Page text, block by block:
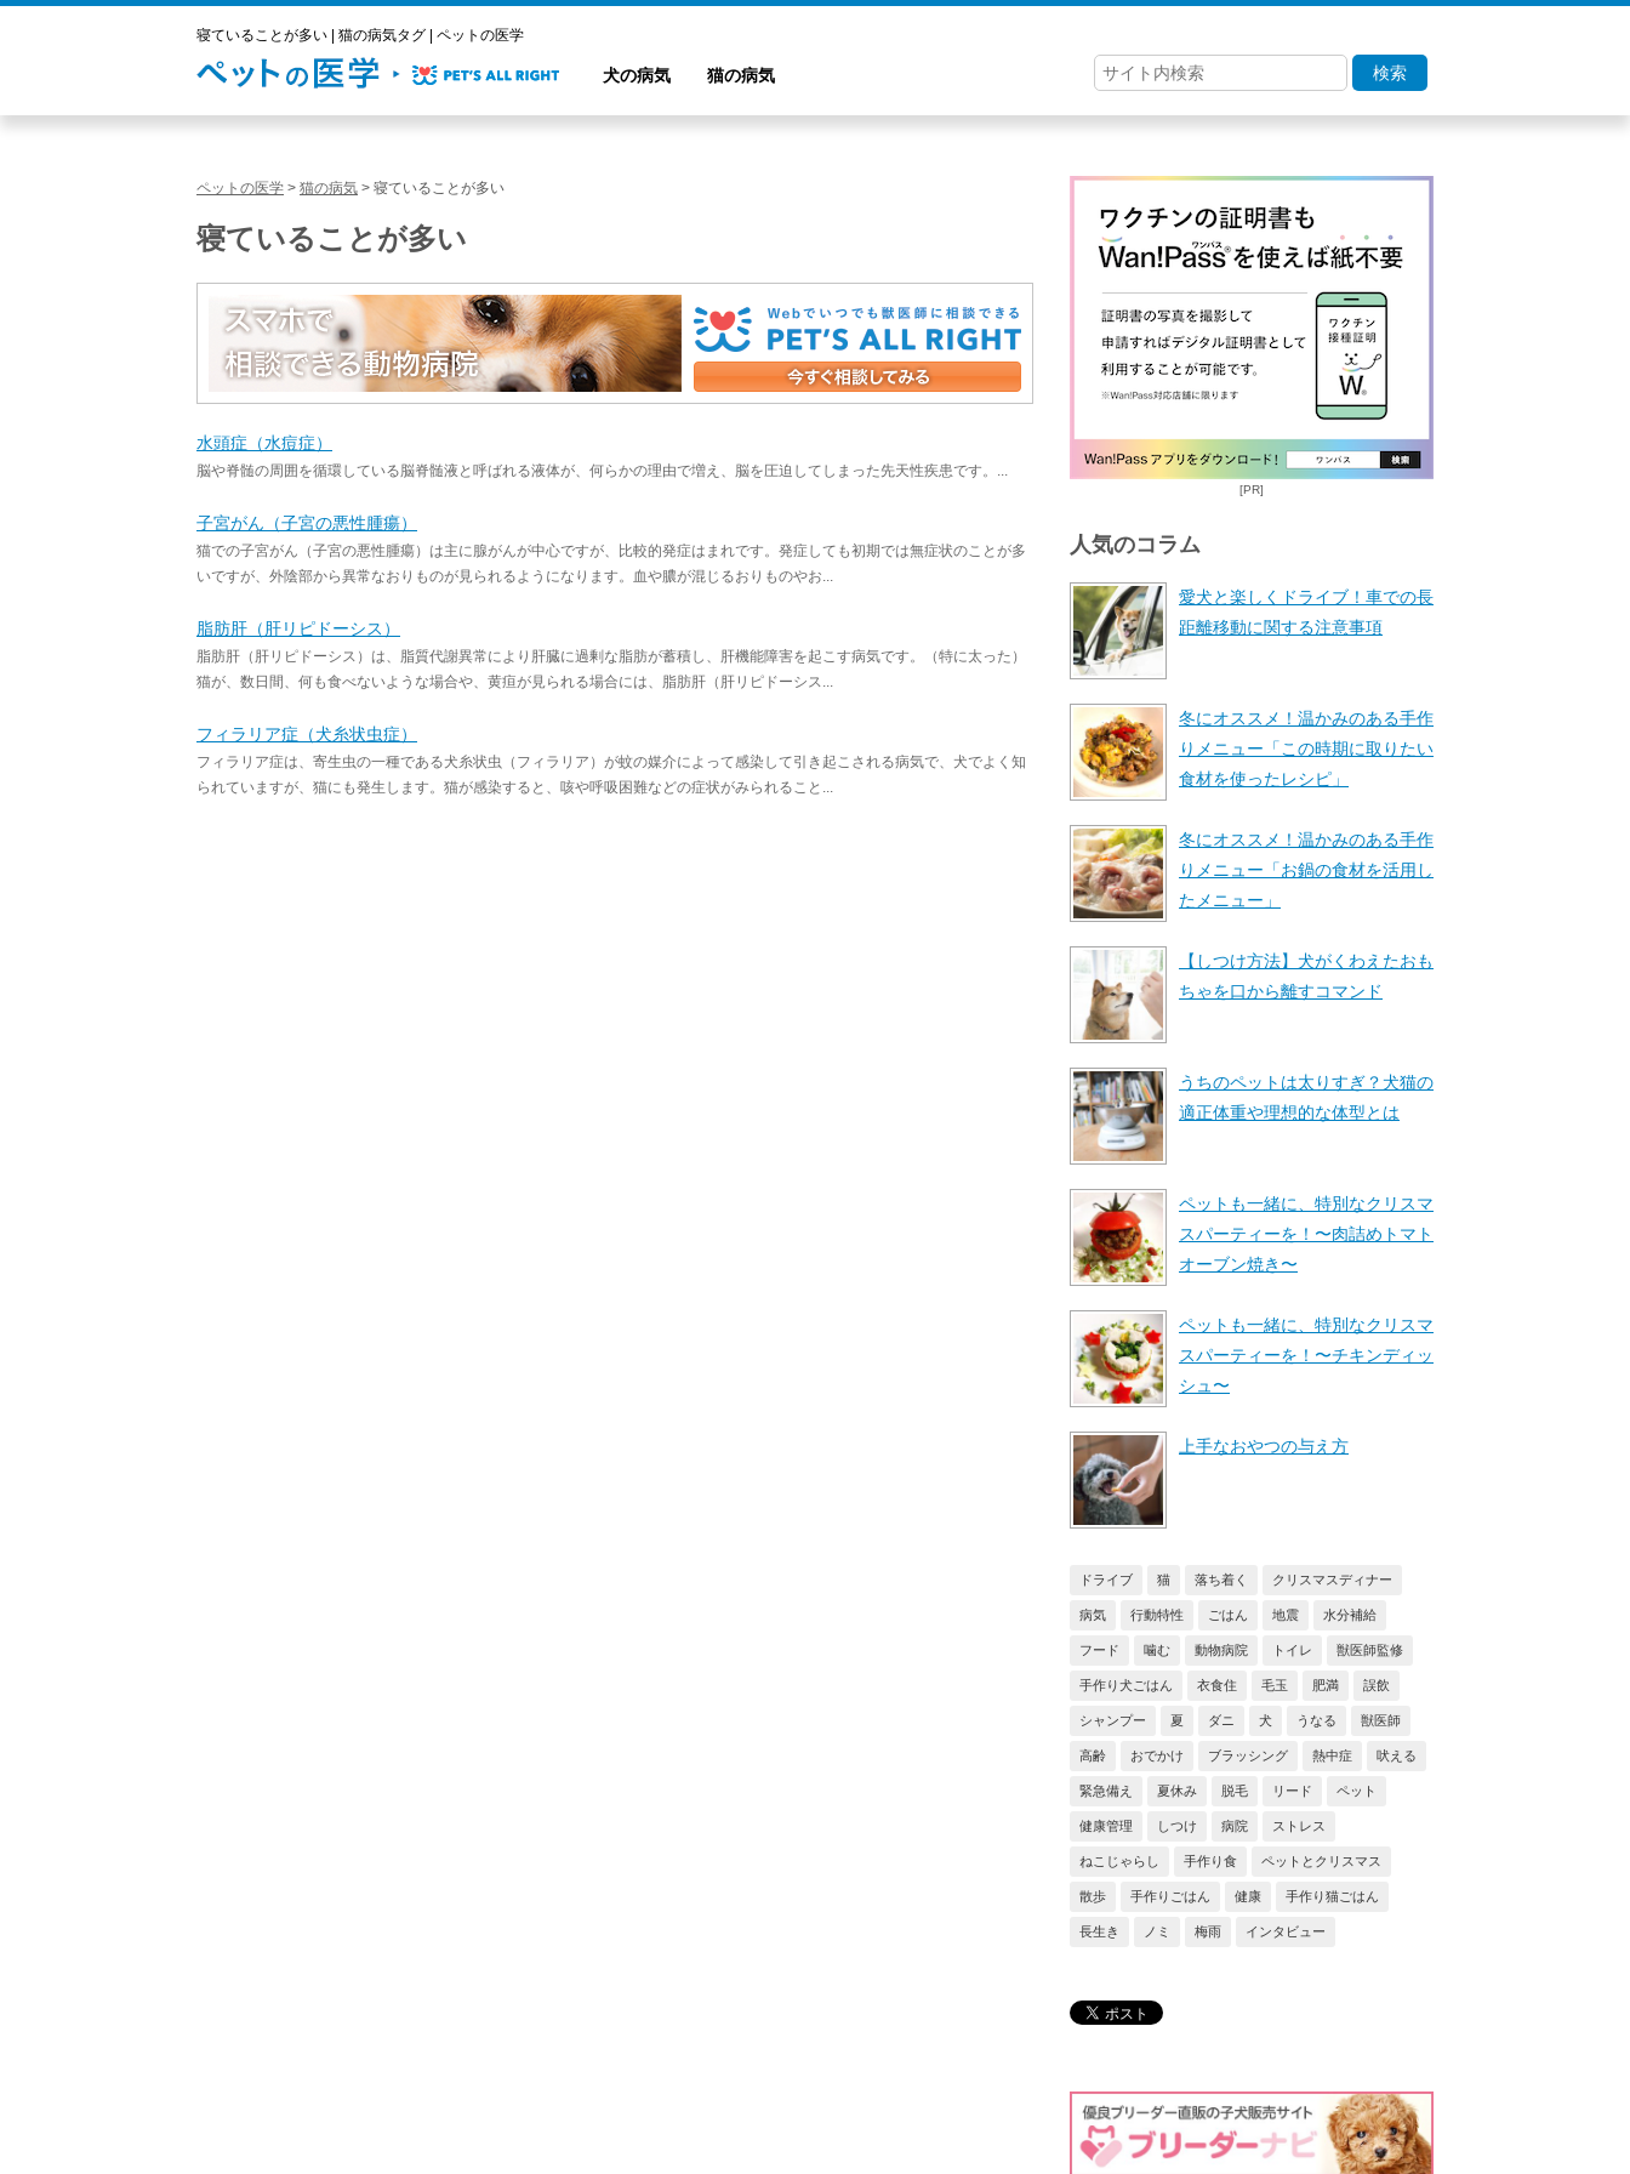
寝ていることが多い | 猫の病気タグ | ペットの医学
犬の病気 猫の病気 検索
ペットの医学 > 猫の病気 > 寝ていることが多い
寝ていることが多い
水頭症（水痘症）
脳や脊髄の周囲を循環している脳脊髄液と呼ばれる液体が、何らかの理由で増え、脳を圧迫してしまった先天性疾患です。...
子宮がん（子宮の悪性腫瘍）
猫での子宮がん（子宮の悪性腫瘍）は主に腺がんが中心ですが、比較的発症はまれです。発症しても初期では無症状のことが多
いですが、外陰部から異常なおりものが見られるようになります。血や膿が混じるおりものやお...
脂肪肝（肝リピドーシス）
脂肪肝（肝リピドーシス）は、脂質代謝異常により肝臓に過剰な脂肪が蓄積し、肝機能障害を起こす病気です。（特に太った）
猫が、数日間、何も食べないような場合や、黄疸が見られる場合には、脂肪肝（肝リピドーシス...
フィラリア症（犬糸状虫症）
フィラリア症は、寄生虫の一種である犬糸状虫（フィラリア）が蚊の媒介によって感染して引き起こされる病気で、犬でよく知
られていますが、猫にも発生します。猫が感染すると、咳や呼吸困難などの症状がみられること...
[PR]
人気のコラム
愛犬と楽しくドライブ！車での長
距離移動に関する注意事項
冬にオススメ！温かみのある手作
りメニュー「この時期に取りたい
食材を使ったレシピ」
冬にオススメ！温かみのある手作
りメニュー「お鍋の食材を活用し
たメニュー」
【しつけ方法】犬がくわえたおも
ちゃを口から離すコマンド
うちのペットは太りすぎ？犬猫の
適正体重や理想的な体型とは
ペットも一緒に、特別なクリスマ
スパーティーを！〜肉詰めトマト
オーブン焼き〜
ペットも一緒に、特別なクリスマ
スパーティーを！〜チキンディッ
シュ〜
上手なおやつの与え方
ドライブ 猫 落ち着く クリスマスディナー
病気 行動特性 ごはん 地震 水分補給
フード 噛む 動物病院 トイレ 獣医師監修
手作り犬ごはん 衣食住 毛玉 肥満 誤飲
シャンプー 夏 ダニ 犬 うなる 獣医師
高齢 おでかけ ブラッシング 熱中症 吠える
緊急備え 夏休み 脱毛 リード ペット
健康管理 しつけ 病院 ストレス
ねこじゃらし 手作り食 ペットとクリスマス
散歩 手作りごはん 健康 手作り猫ごはん
長生き ノミ 梅雨 インタビュー